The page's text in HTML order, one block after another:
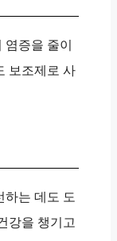
증을 줄이
보조제로 사
하는 데도 도
강을 챙기고